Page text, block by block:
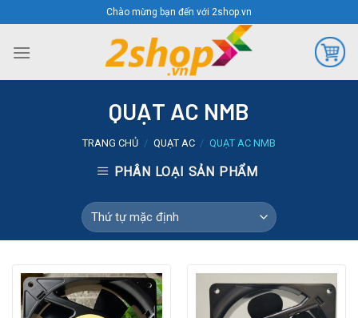
to
content
Chào mừng bạn đến với 2shop.vn
QUẠT AC NMB
TRANG CHỦ / QUẠT AC / QUẠT AC NMB
PHÂN LOẠI SẢN PHẨM